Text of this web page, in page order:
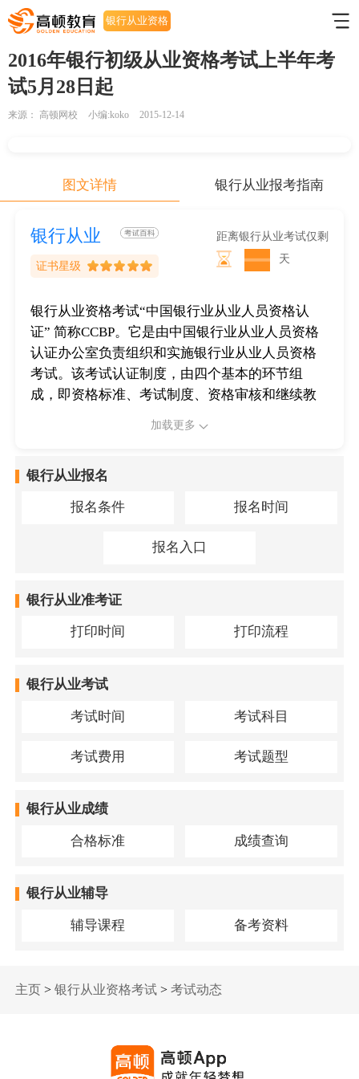
银行从业资格
2016年银行初级从业资格考试上半年考
试5月28日起
来源： 高顿网校 小编:koko 2015-12-14
图文详情 银行从业报考指南
银行从业
证书星级
距离银行从业考试仅剩
天
银行从业资格考试“中国银行业从业人员资格认
证” 简称CCBP。它是由中国银行业从业人员资格
认证办公室负责组织和实施银行业从业人员资格
考试。该考试认证制度，由四个基本的环节组
成，即资格标准、考试制度、资格审核和继续教
加载更多
银行从业报名
报名条件 报名时间
报名入口
银行从业准考证
打印时间 打印流程
银行从业考试
考试时间 考试科目
考试费用 考试题型
银行从业成绩
合格标准 成绩查询
银行从业辅导
辅导课程 备考资料
主页 >银行从业资格考试 >考试动态